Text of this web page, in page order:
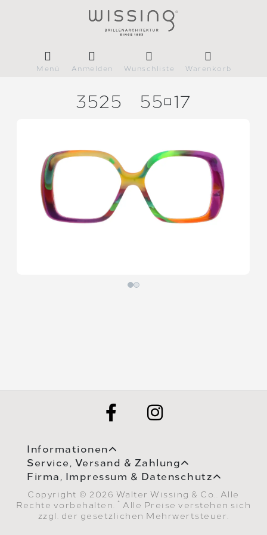
Menü Anmelden Wunschliste Warenkorb
3525 5517
Informationen
Service, Versand & Zahlung
Firma, Impressum & Datenschutz
Copyright © 2026 Walter Wissing & Co.. Alle
Rechte vorbehalten.
* Alle Preise verstehen sich
zzgl. der gesetzlichen Mehrwertsteuer.